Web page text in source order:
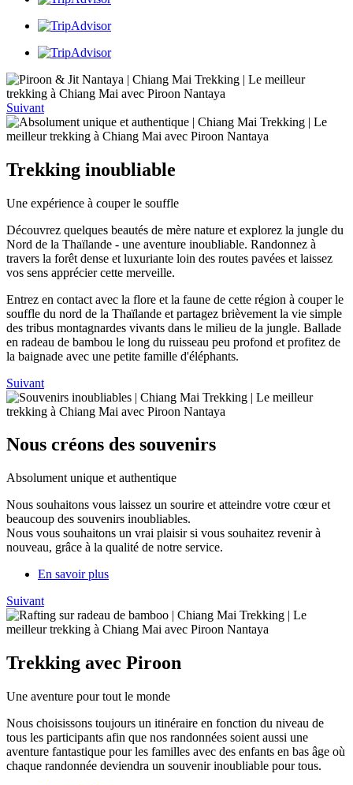
Suivant
Trekking inoubliable
Une expérience à couper le souffle
Découvrez quelques beautés de mère nature et explorez la jungle du
Nord de la Thaïlande - une aventure inoubliable. Randonnez à
travers la forêt dense et luxuriante loin des routes pavées et laissez
vos sens apprécier cette merveille.
Entrez en contact avec la flore et la faune de cette région à couper le
souffle du nord de la Thaïlande et partagez brièvement la vie simple
des tribus montagnardes vivants dans le milieu de la jungle. Ballade
en radeau de bambou le long du ruisseau peu profond et profitez de
la baignade avec une petite famille d'éléphants.
Suivant
Nous créons des souvenirs
Absolument unique et authentique
Nous souhaitons vous laissez un sourire et atteindre votre cœur et
beaucoup des souvenirs inoubliables.
Nous vous souhaitons un vrai plaisir si vous souhaitez revenir à
nouveau, grâce à la qualité de notre service.
En savoir plus
Suivant
Trekking avec Piroon
Une aventure pour tout le monde
Nous choisissons toujours un itinéraire en fonction du niveau de
tous les participants afin que nos randonnées soient aussi une
aventure fantastique pour les familles avec des enfants en bas âge où
chaque randonnée deviendra un souvenir inoubliable pour tous.